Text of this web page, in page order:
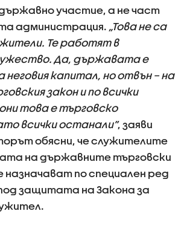
участие, а не част
администрация. „Това не са
Те работят в
Да, държавата е
неговия капитал, но отвън – на
закон и по всички
това е търговско
всички останали”, заяви
обясни, че служителите
на държавните търговски
по специален ред
защитата на Закона за